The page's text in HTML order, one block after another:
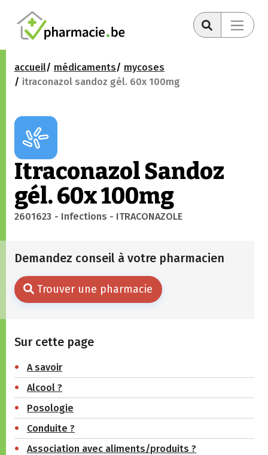
accueil médicaments
mycoses
itraconazol sandoz gél. 60x 100mg
Itraconazol Sandoz
gél. 60x 100mg
2601623 - Infections - ITRACONAZOLE
Demandez conseil à votre pharmacien
Trouver une pharmacie
Sur cette page
A savoir
Alcool ?
Posologie
Conduite ?
Association avec aliments/produits ?